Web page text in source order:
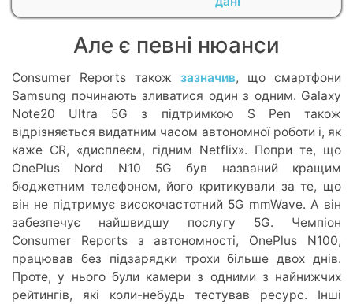
Але є певні нюанси
Consumer Reports також зазначив, що смартфони
Samsung починають зливатися один з одним. Galaxy
Note20 Ultra 5G з підтримкою S Pen також
відрізняється видатним часом автономної роботи і, як
каже CR, «дисплеєм, гідним Netflix». Попри те, що
OnePlus Nord N10 5G був названий кращим
бюджетним телефоном, його критикували за те, що
він не підтримує високочастотний 5G mmWave. А він
забезпечує найшвидшу послугу 5G. Чемпіон
Consumer Reports з автономності, OnePlus N100,
працював без підзарядки трохи більше двох днів.
Проте, у нього були камери з одними з найнижчих
рейтингів, які коли-небудь тестував ресурс. Інші